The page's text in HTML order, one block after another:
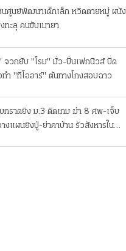
นศูนย์พัฒนาเด็กเล็ก หวิดตายหมู่ ผนัง
ทะลุ คนขับเมายา
จวกยับ "โรม" มั่ว-ปั่นเฟกนิวส์ ปัด
ทํา "ทีโออาร์" ต้นทางโกงสอบฉาว
กราดยิง ม.3 ติดเกม ฆ่า 8 ศพ-เจ็บ
งแผนยิงปู่-ย่าคาบ้าน รัวสังหารใน